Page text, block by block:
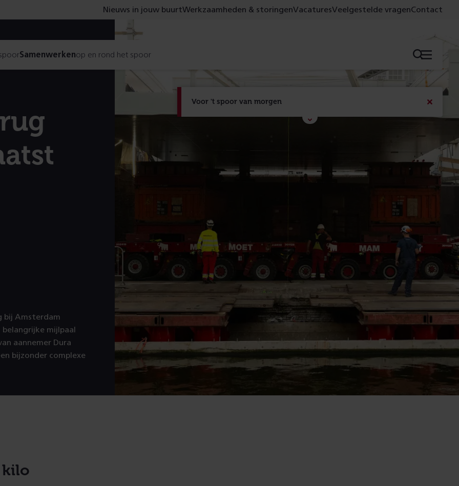
Voor 't spoor van morgen
Met de campagne 'Voor 't spoor naar morgen' laten
Lees meer
Nieuws in jouw buurtWerkzaamheden & storingenVacaturesVeelgestelde vragenContact
Samenwerkenop en rond het spoor Menu
bij Amsterdam
mijlpaal
aannemer Dura
bijzonder complexe
kilo